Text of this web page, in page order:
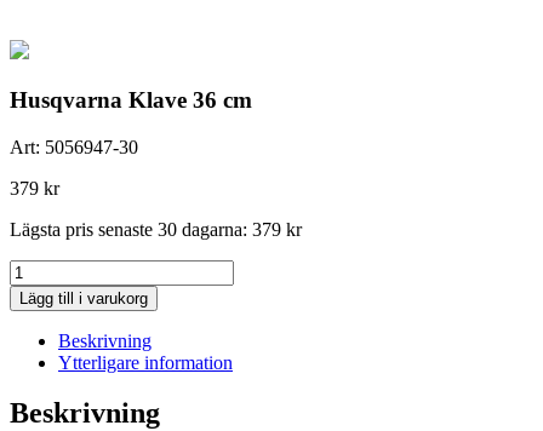
Husqvarna Klave 36 cm
Art: 5056947-30
379 kr
Lägsta pris senaste 30 dagarna: 379 kr
Husqvarna
Klave
36
mängd
Lägg till i varukorg
Beskrivning
Ytterligare information
Beskrivning